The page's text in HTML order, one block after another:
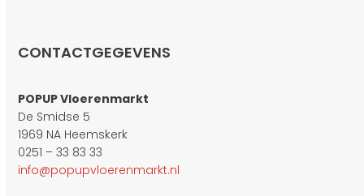
CONTACTGEGEVENS
POPUP Vloerenmarkt
De Smidse 5
1969 NA Heemskerk
0251 – 33 83 33
info@popupvloerenmarkt.nl